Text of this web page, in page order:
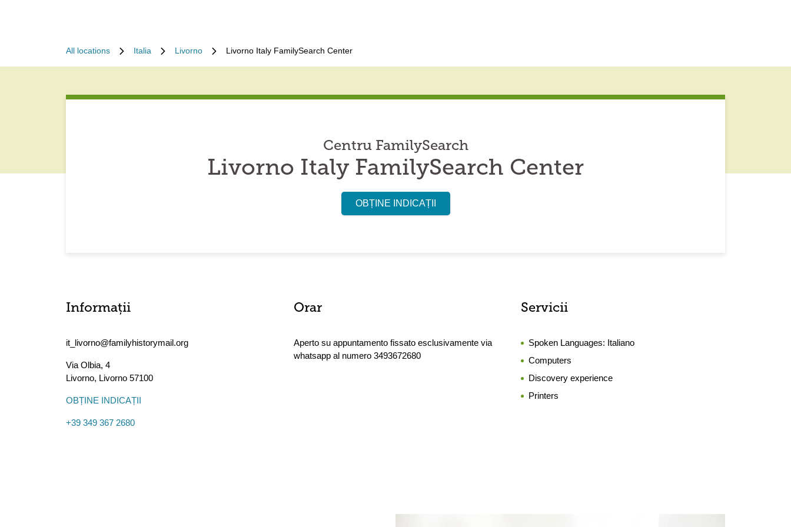
All locations Italia Livorno Livorno Italy FamilySearch Center
Centru FamilySearch
Livorno Italy FamilySearch Center
OBȚINE INDICAȚII
Informații
it_livorno@familyhistorymail.org
Via Olbia, 4
Livorno, Livorno 57100
OBȚINE INDICAȚII
+39 349 367 2680
Orar
Aperto su appuntamento fissato esclusivamente via
whatsapp al numero 3493672680
Servicii
Spoken Languages: Italiano
Computers
Discovery experience
Printers